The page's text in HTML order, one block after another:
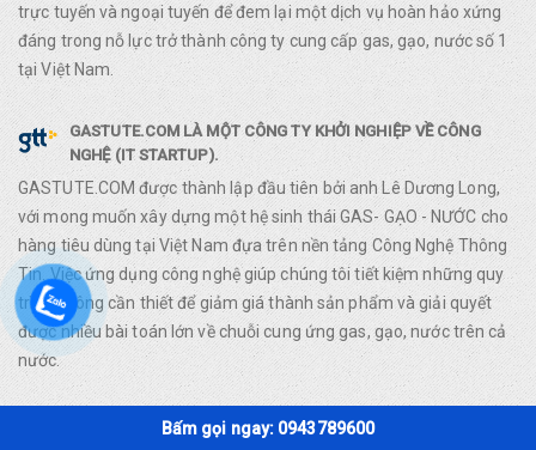
trực tuyến và ngoại tuyến để đem lại một dịch vụ hoàn hảo xứng
đáng trong nỗ lực trở thành công ty cung cấp gas, gạo, nước số 1
tại Việt Nam.
GASTUTE.COM LÀ MỘT CÔNG TY KHỞI NGHIỆP VỀ CÔNG
NGHỆ (IT STARTUP).
GASTUTE.COM được thành lập đầu tiên bởi anh Lê Dương Long,
với mong muốn xây dựng một hệ sinh thái GAS- GẠO - NƯỚC cho
hàng tiêu dùng tại Việt Nam đựa trên nền tảng Công Nghệ Thông
Tin. Việc ứng dụng công nghệ giúp chúng tôi tiết kiệm những quy
trình không cần thiết để giảm giá thành sản phẩm và giải quyết
được nhiều bài toán lớn về chuỗi cung ứng gas, gạo, nước trên cả
nước.
Bấm gọi ngay: 0943789600